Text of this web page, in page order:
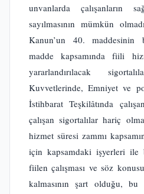
unvanlarda çalışanların
sayılmasının mümkün
Kanun’un 40. maddesinin
madde kapsamında fiili
yararlandırılacak
Kuvvetlerinde, Emniyet ve
İstihbarat Teşkilâtında
çalışan sigortalılar hariç
hizmet süresi zammı
için kapsamdaki işyerleri
fiilen çalışması ve söz
kalmasının şart olduğu, bu